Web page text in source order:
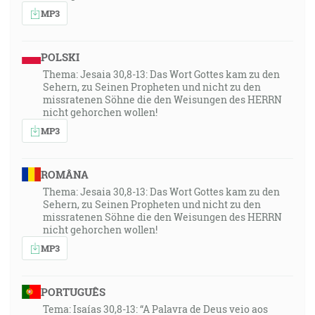
20:17]
A potom povedal Tomášovi: Daj sem svoj prst a pozri
moje ruky a daj svoju ruku a polož na môj bok a nebuď
neveriaci, ale veriaci! [Jn 20:27]
20:46
v krvi Ježišovej - ktorý to vchod nám vysvätil ako
cestu novú a živú cez oponu, to jest cez svoje telo - a
veľkého kňaza nad domom Božím, pristupujme s
pravdivým srdcom v plnej istote viery majúc
pokropené srdcia a tak očistené od zlého svedomia a
telo umyté čistou vodou držme vyznanie nádeje
23]
MP3
POLSKI
Thema: Jesaia 30,8-13: Das Wort Gottes kam zu den
Sehern, zu Seinen Propheten und nicht zu den
missratenen Söhne die den Weisungen des HERRN
nicht gehorchen wollen!
MP3
ROMÂNA
Thema: Jesaia 30,8-13: Das Wort Gottes kam zu den
Sehern, zu Seinen Propheten und nicht zu den
missratenen Söhne die den Weisungen des HERRN
nicht gehorchen wollen!
MP3
PORTUGUÊS
Tema: Isaías 30,8-13: “A Palavra de Deus veio aos